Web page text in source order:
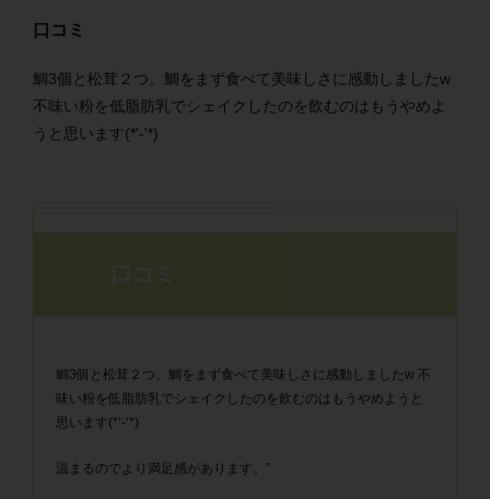
口コミ
鯛3個と松茸２つ。鯛をまず食べて美味しさに感動しましたw
不味い粉を低脂肪乳でシェイクしたのを飲むのはもうやめよ
うと思います(*'-'*)
鯛3個と松茸２つ。鯛をまず食べて美味しさに感動しましたw 不
味い粉を低脂肪乳でシェイクしたのを飲むのはもうやめようと
思います(*’-‘*)
温まるのでより満足感があります。”